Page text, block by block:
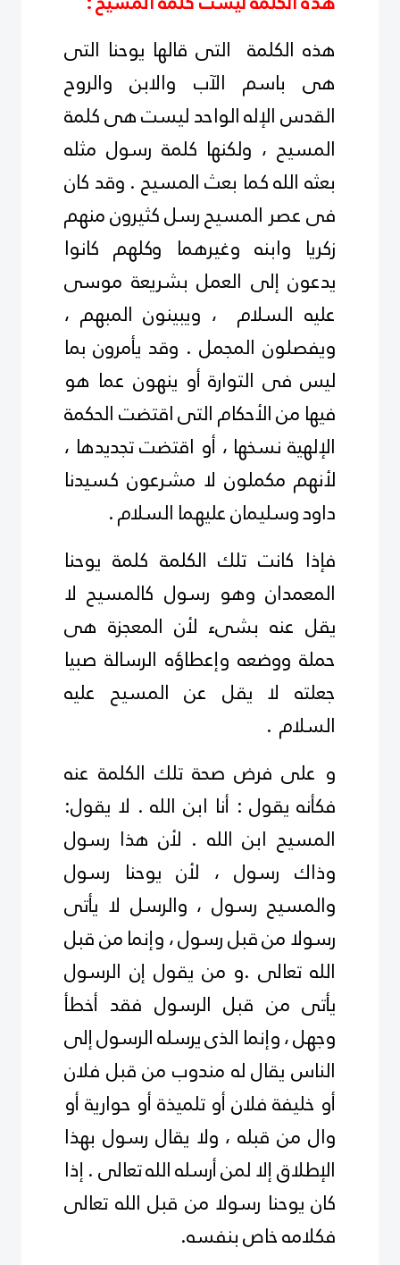
هذه الكلمة التى قالها يوحنا التى
هى باسم الآب والابن والروح
القدس الإله الواحد ليست هى كلمة
المسيح ، ولكنها كلمة رسول مثله
بعثه الله كما بعث المسيح . وقد كان
فى عصر المسيح رسل كثيرون منهم
زكريا وابنه وغيرهما وكلهم كانوا
يدعون إلى العمل بشريعة موسى
عليه السلام
، ويبينون المبهم ،
ويفصلون المجمل . وقد يأمرون بما
ليس فى التوارة أو ينهون عما هو
فيها من الأحكام التى اقتضت الحكمة
الإلهية نسخها ، أو اقتضت تجديدها ،
لأنهم مكملون لا مشرعون كسيدنا
داود وسليمان عليهما السلام .
فإذا كانت تلك الكلمة كلمة يوحنا
المعمدان وهو رسول كالمسيح لا
يقل عنه بشىء لأن المعجزة هى
حملة ووضعه وإعطاؤه الرسالة صبيا
جعلته لا يقل عن المسيح عليه
السلام .
و على فرض صحة تلك الكلمة عنه
فكأنه يقول : أنا ابن الله . لا يقول:
المسيح ابن الله . لأن هذا رسول
وذاك رسول ، لأن يوحنا رسول
والمسيح رسول ، والرسل لا يأتى
رسولا من قبل رسول ، وإنما من قبل
الله تعالى .و من يقول إن الرسول
يأتى من قبل الرسول فقد أخطأ
وجهل ، وإنما الذى يرسله الرسول إلى
الناس يقال له مندوب من قبل فلان
أو خليفة فلان أو تلميذة أو حوارية أو
وال من قبله ، ولا يقال رسول بهذا
الإطلاق إلا لمن أرسله الله تعالى . إذا
كان يوحنا رسولا من قبل الله تعالى
فكلامه خاص بنفسه.